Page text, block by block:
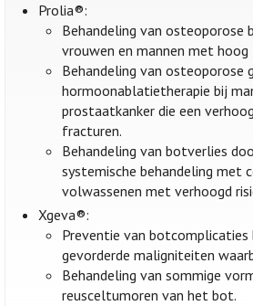
Prolia®:
Behandeling van osteoporose
vrouwen en mannen met
Behandeling van osteoporose
hormoonablatietherapie bij
prostaatkanker die een
fracturen.
Behandeling van botverlies
systemische behandeling met
volwassenen met verhoogd
Xgeva®:
Preventie van
gevorderde maligniteiten
Behandeling van sommige
reusceltumoren van het bot.